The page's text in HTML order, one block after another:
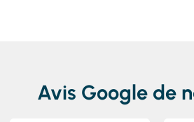
Avis Google de